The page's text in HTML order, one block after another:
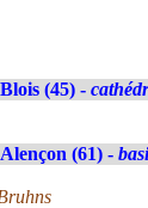
Blois (45) -
Alençon (61) -